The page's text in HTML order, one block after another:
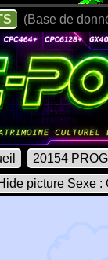
(Base de
20154
picture Sexe :